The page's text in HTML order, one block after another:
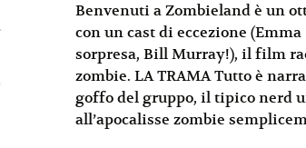
Benvenuti a Zombieland è un
con un cast di eccezione
sorpresa, Bill Murray!), il film
zombie. LA TRAMA Tutto è
goffo del gruppo, il tipico nerd
all’apocalisse zombie